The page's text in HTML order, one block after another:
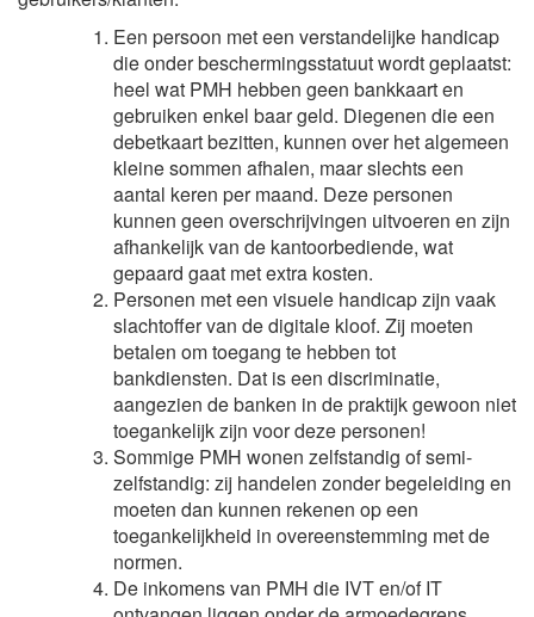
Een persoon met een verstandelijke handicap
die onder beschermingsstatuut wordt geplaatst:
heel wat PMH hebben geen bankkaart en
gebruiken enkel baar geld. Diegenen die een
debetkaart bezitten, kunnen over het algemeen
kleine sommen afhalen, maar slechts een
aantal keren per maand. Deze personen
kunnen geen overschrijvingen uitvoeren en zijn
afhankelijk van de kantoorbediende, wat
gepaard gaat met extra kosten.
Personen met een visuele handicap zijn vaak
slachtoffer van de digitale kloof. Zij moeten
betalen om toegang te hebben tot
bankdiensten. Dat is een discriminatie,
aangezien de banken in de praktijk gewoon niet
toegankelijk zijn voor deze personen!
Sommige PMH wonen zelfstandig of semi-
zelfstandig: zij handelen zonder begeleiding en
moeten dan kunnen rekenen op een
toegankelijkheid in overeenstemming met de
normen.
De inkomens van PMH die IVT en/of IT